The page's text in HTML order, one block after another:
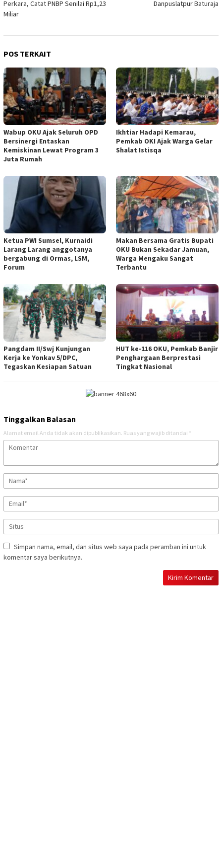
Perkara, Catat PNBP Senilai Rp1,23
Miliar
Danpuslatpur Baturaja
POS TERKAIT
Wabup OKU Ajak Seluruh OPD
Bersinergi Entaskan
Kemiskinan Lewat Program 3
Juta Rumah
Ikhtiar Hadapi Kemarau,
Pemkab OKI Ajak Warga Gelar
Shalat Istisqa
Ketua PWI Sumsel, Kurnaidi
Larang Larang anggotanya
bergabung di Ormas, LSM,
Forum
Makan Bersama Gratis Bupati
OKU Bukan Sekadar Jamuan,
Warga Mengaku Sangat
Terbantu
Pangdam II/Swj Kunjungan
Kerja ke Yonkav 5/DPC,
Tegaskan Kesiapan Satuan
HUT ke-116 OKU, Pemkab Banjir
Penghargaan Berprestasi
Tingkat Nasional
Tinggalkan Balasan
Alamat email Anda tidak akan dipublikasikan. Ruas yang wajib ditandai *
Simpan nama, email, dan situs web saya pada peramban ini untuk
komentar saya berikutnya.